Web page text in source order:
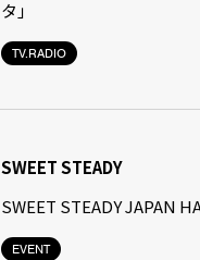
TV.RADIO
タ」
EVENT
SWEET STEADY
SWEET STEADY JAPAN